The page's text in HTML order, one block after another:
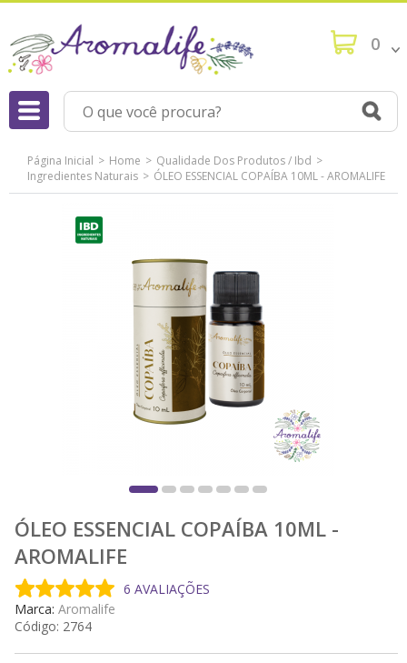
0
Página Inicial Home
Qualidade Dos Produtos / Ibd
Ingredientes Naturais
ÓLEO ESSENCIAL COPAÍBA 10ML - AROMALIFE
ÓLEO ESSENCIAL COPAÍBA 10ML -
AROMALIFE
6 AVALIAÇÕES
Marca:Aromalife
Código: 2764